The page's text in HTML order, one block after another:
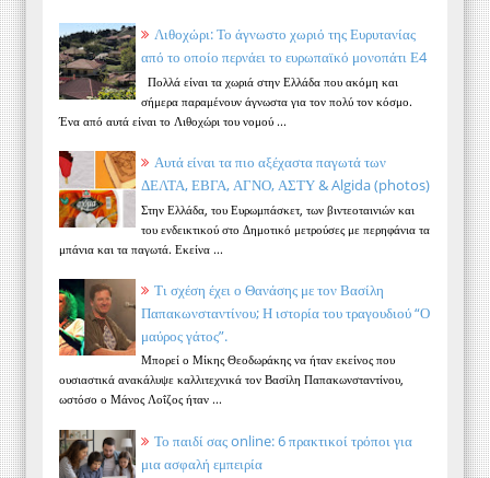
Λιθοχώρι: Το άγνωστο χωριό της Ευρυτανίας
από το οποίο περνάει το ευρωπαϊκό μονοπάτι Ε4
Πολλά είναι τα χωριά στην Ελλάδα που ακόμη και
σήμερα παραμένουν άγνωστα για τον πολύ τον κόσμο.
Ένα από αυτά είναι το Λιθοχώρι του νομού ...
Αυτά είναι τα πιο αξέχαστα παγωτά των
ΔΕΛΤΑ, ΕΒΓΑ, ΑΓΝΟ, ΑΣΤΥ & Algida (photos)
Στην Ελλάδα, του Ευρωμπάσκετ, των βιντεοταινιών και
του ενδεικτικού στο Δημοτικό μετρούσες με περηφάνια τα
μπάνια και τα παγωτά. Εκείνα ...
Τι σχέση έχει ο Θανάσης με τον Βασίλη
Παπακωνσταντίνου; Η ιστορία του τραγουδιού “Ο
μαύρος γάτος”.
Μπορεί ο Μίκης Θεοδωράκης να ήταν εκείνος που
ουσιαστικά ανακάλυψε καλλιτεχνικά τον Βασίλη Παπακωνσταντίνου,
ωστόσο ο Μάνος Λοΐζος ήταν ...
Το παιδί σας online: 6 πρακτικοί τρόποι για
μια ασφαλή εμπειρία